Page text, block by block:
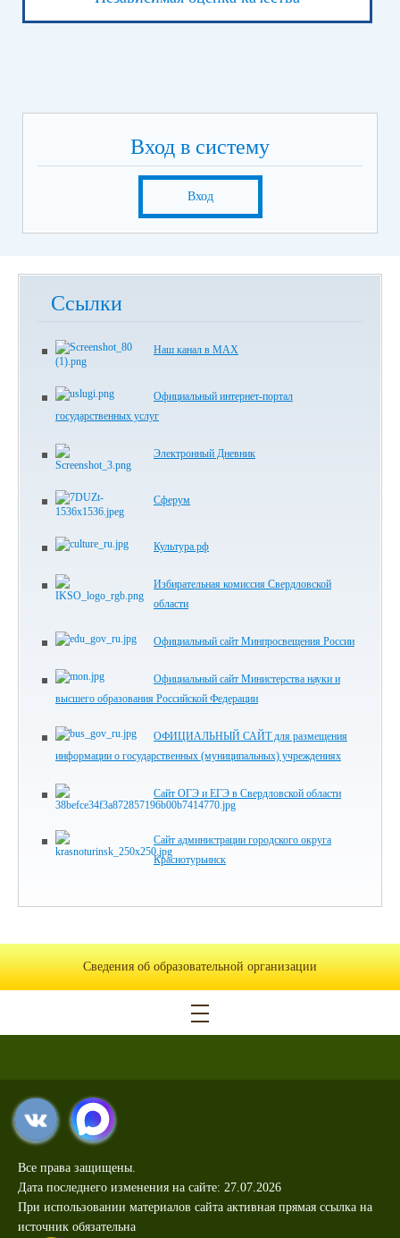
Вход в систему
Вход
Ссылки
Наш канал в МАХ
Официальный интернет-портал
государственных услуг
Электронный Дневник
Сферум
Культура.рф
Избирательная комиссия Свердловской
области
Официальный сайт Минпросвещения России
Официальный сайт Министерства науки и
высшего образования Российской Федерации
ОФИЦИАЛЬНЫЙ САЙТ для размещения
информации о государственных (муниципальных) учреждениях
Сайт ОГЭ и ЕГЭ в Свердловской области
Сайт администрации городского округа
Краснотурьинск
Сведения об образовательной организации
Все права защищены.
Дата последнего изменения на сайте: 27.07.2026
При использовании материалов сайта активная прямая ссылка на
источник обязательна